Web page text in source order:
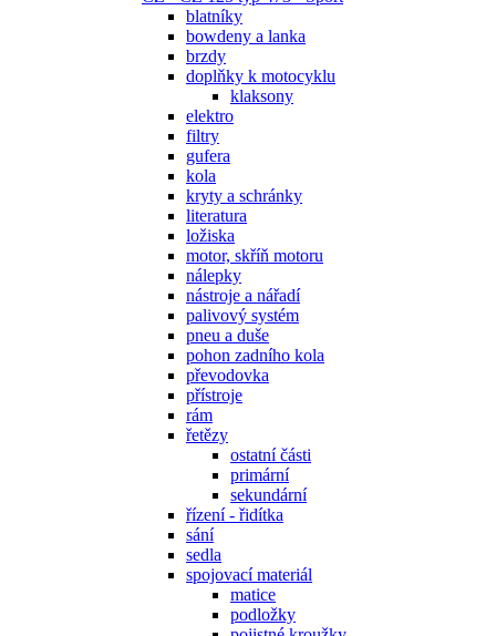
blatníky
bowdeny a lanka
brzdy
doplňky k motocyklu
klaksony
elektro
filtry
gufera
kola
kryty a schránky
literatura
ložiska
motor, skříň motoru
nálepky
nástroje a nářadí
palivový systém
pneu a duše
pohon zadního kola
převodovka
přístroje
rám
řetězy
ostatní části
primární
sekundární
řízení - řidítka
sání
sedla
spojovací materiál
matice
podložky